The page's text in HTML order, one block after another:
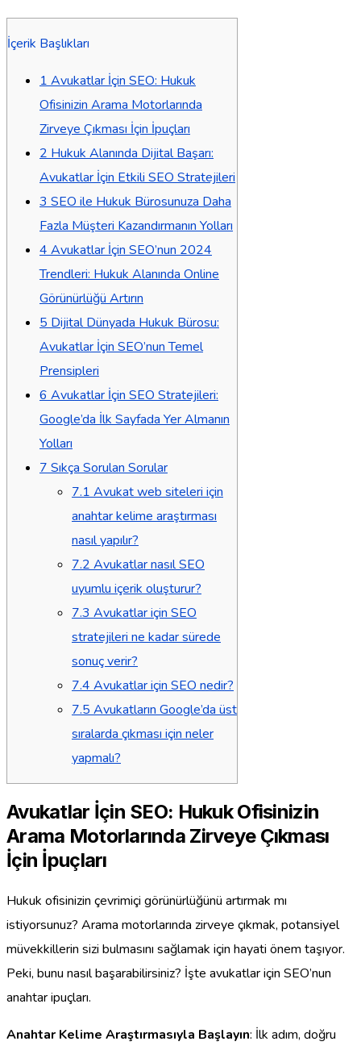
İçerik Başlıkları
1 Avukatlar İçin SEO: Hukuk
Ofisinizin Arama Motorlarında
Zirveye Çıkması İçin İpuçları
2 Hukuk Alanında Dijital Başarı:
Avukatlar İçin Etkili SEO Stratejileri
3 SEO ile Hukuk Bürosunuza Daha
Fazla Müşteri Kazandırmanın Yolları
4 Avukatlar İçin SEO’nun 2024
Trendleri: Hukuk Alanında Online
Görünürlüğü Artırın
5 Dijital Dünyada Hukuk Bürosu:
Avukatlar İçin SEO’nun Temel
Prensipleri
6 Avukatlar İçin SEO Stratejileri:
Google’da İlk Sayfada Yer Almanın
Yolları
7 Sıkça Sorulan Sorular
7.1 Avukat web siteleri için
anahtar kelime araştırması
nasıl yapılır?
7.2 Avukatlar nasıl SEO
uyumlu içerik oluşturur?
7.3 Avukatlar için SEO
stratejileri ne kadar sürede
sonuç verir?
7.4 Avukatlar için SEO nedir?
7.5 Avukatların Google’da üst
sıralarda çıkması için neler
yapmalı?
Avukatlar İçin SEO: Hukuk Ofisinizin
Arama Motorlarında Zirveye Çıkması
İçin İpuçları
Hukuk ofisinizin çevrimiçi görünürlüğünü artırmak mı
istiyorsunuz? Arama motorlarında zirveye çıkmak, potansiyel
müvekkillerin sizi bulmasını sağlamak için hayati önem taşıyor.
Peki, bunu nasıl başarabilirsiniz? İşte avukatlar için SEO’nun
anahtar ipuçları.
Anahtar Kelime Araştırmasıyla Başlayın: İlk adım, doğru